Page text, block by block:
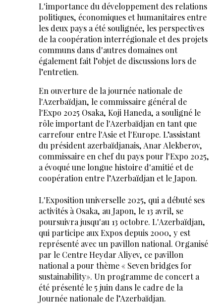
L'importance du développement des relations
politiques, économiques et humanitaires entre
les deux pays a été soulignée, les perspectives
de la coopération interrégionale et des projets
communs dans d'autres domaines ont
également fait l’objet de discussions lors de
l’entretien.
En ouverture de la journée nationale de
l'Azerbaïdjan, le commissaire général de
l'Expo 2025 Osaka, Koji Haneda, a souligné le
rôle important de l'Azerbaïdjan en tant que
carrefour entre l'Asie et l'Europe. L’assistant
du président azerbaïdjanais, Anar Alekberov,
commissaire en chef du pays pour l'Expo 2025,
a évoqué une longue histoire d'amitié et de
coopération entre l’Azerbaïdjan et le Japon.
L'Exposition universelle 2025, qui a débuté ses
activités à Osaka, au Japon, le 13 avril, se
poursuivra jusqu'au 13 octobre. L'Azerbaïdjan,
qui participe aux Expos depuis 2000, y est
représenté avec un pavillon national. Organisé
par le Centre Heydar Aliyev, ce pavillon
national a pour thème « Seven bridges for
sustainability». Un programme de concert a
été présenté le 5 juin dans le cadre de la
Journée nationale de l’Azerbaïdjan.